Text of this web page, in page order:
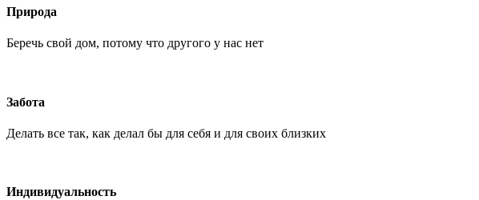
Природа
Беречь свой дом, потому что другого у нас нет
Забота
Делать все так, как делал бы для себя и для своих близких
Индивидуальность